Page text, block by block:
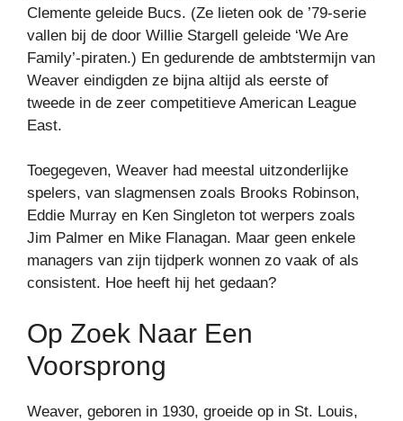
Clemente geleide Bucs. (Ze lieten ook de ’79-serie
vallen bij de door Willie Stargell geleide ‘We Are
Family’-piraten.) En gedurende de ambtstermijn van
Weaver eindigden ze bijna altijd als eerste of
tweede in de zeer competitieve American League
East.
Toegegeven, Weaver had meestal uitzonderlijke
spelers, van slagmensen zoals Brooks Robinson,
Eddie Murray en Ken Singleton tot werpers zoals
Jim Palmer en Mike Flanagan. Maar geen enkele
managers van zijn tijdperk wonnen zo vaak of als
consistent. Hoe heeft hij het gedaan?
Op Zoek Naar Een
Voorsprong
Weaver, geboren in 1930, groeide op in St. Louis,